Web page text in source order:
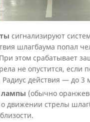
сигнализируют
шлагбаума попал
этом срабатывает
не опустится, если
Радиус действия — до 3
лампы (обычно
движении стрелы